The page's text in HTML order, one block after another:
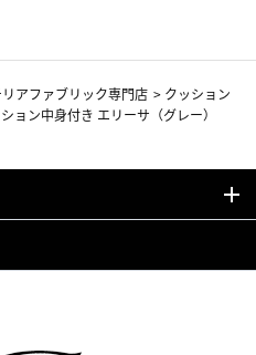
アファブリック専門店 > クッション
ョン中身付き エリーサ（グレー）